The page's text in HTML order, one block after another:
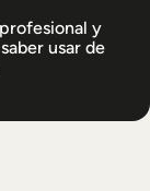
y
usar de